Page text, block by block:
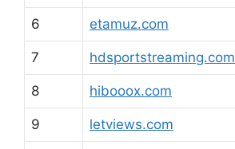
6 etamuz.com
7 hdsportstreaming.com
8 hibooox.com
9 letviews.com